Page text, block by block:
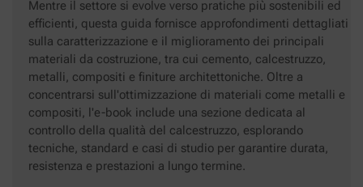
Mentre il settore si evolve verso pratiche più sostenibili ed
efficienti, questa guida fornisce approfondimenti dettagliati
sulla caratterizzazione e il miglioramento dei principali
materiali da costruzione, tra cui cemento, calcestruzzo,
metalli, compositi e finiture architettoniche. Oltre a
concentrarsi sull'ottimizzazione di materiali come metalli e
compositi, l'e-book include una sezione dedicata al
controllo della qualità del calcestruzzo, esplorando
tecniche, standard e casi di studio per garantire durata,
resistenza e prestazioni a lungo termine.